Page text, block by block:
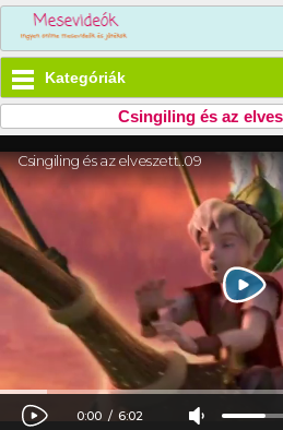
Kategóriák
Csingiling és az